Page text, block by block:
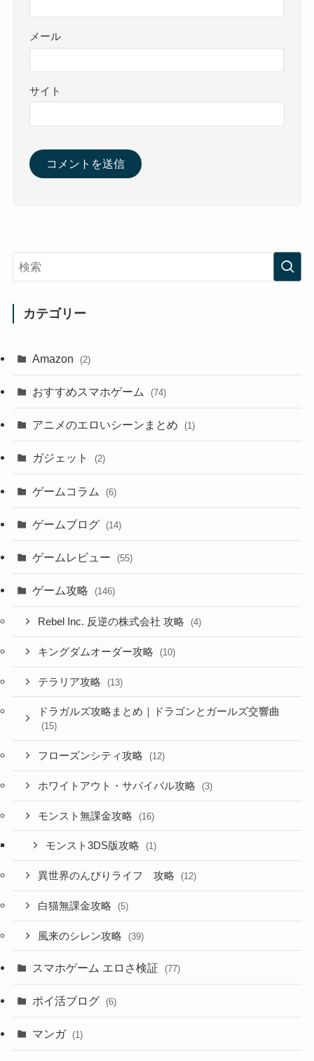
メール
サイト
カテゴリー
Amazon (2)
おすすめスマホゲーム (74)
アニメのエロいシーンまとめ (1)
ガジェット (2)
ゲームコラム (6)
ゲームブログ (14)
ゲームレビュー (55)
ゲーム攻略 (146)
Rebel Inc. 反逆の株式会社 攻略 (4)
キングダムオーダー攻略 (10)
テラリア攻略 (13)
ドラガルズ攻略まとめ｜ドラゴンとガールズ交響曲
(15)
フローズンシティ攻略 (12)
ホワイトアウト・サバイバル攻略 (3)
モンスト無課金攻略 (16)
モンスト3DS版攻略 (1)
異世界のんびりライフ 攻略 (12)
白猫無課金攻略 (5)
風来のシレン攻略 (39)
スマホゲーム エロさ検証 (77)
ポイ活ブログ (6)
マンガ (1)